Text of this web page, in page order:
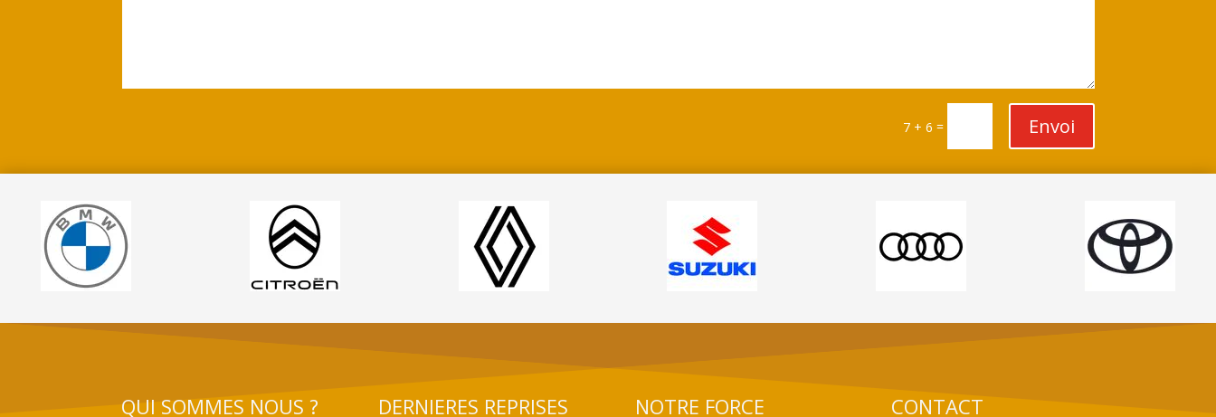
7 + 6 = Envoi
QUI SOMMES NOUS ? DERNIERES REPRISES NOTRE FORCE CONTACT